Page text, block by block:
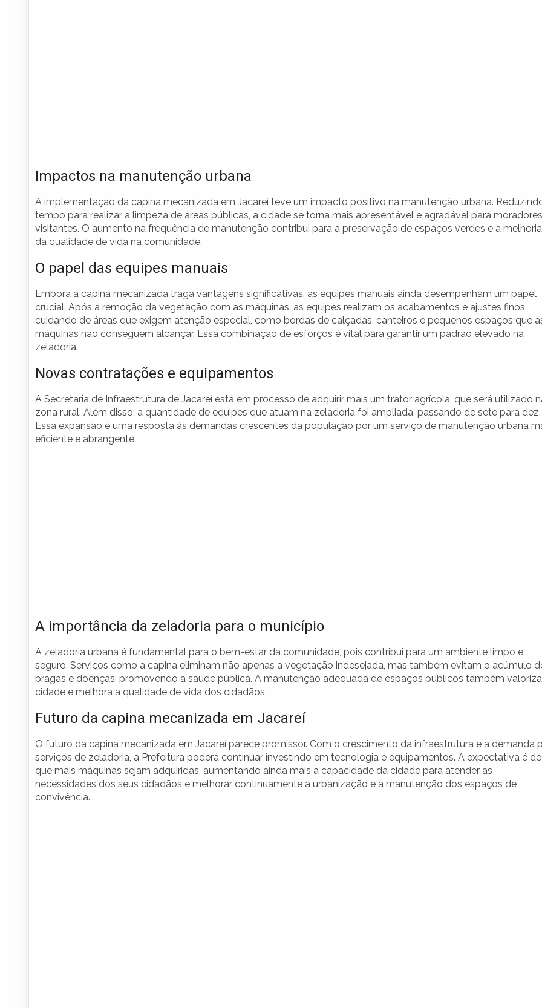
Impactos na manutenção urbana
A implementação da capina mecanizada em Jacareí teve um impacto positivo na manutenção urbana.
tempo para realizar a limpeza de áreas públicas, a cidade se torna mais apresentável e agradável para
visitantes. O aumento na frequência de manutenção contribui para a preservação de espaços verdes e a melhoria
da qualidade de vida na comunidade.
O papel das equipes manuais
Embora a capina mecanizada traga vantagens significativas, as equipes manuais ainda desempenham um papel
crucial. Após a remoção da vegetação com as máquinas, as equipes realizam os acabamentos e ajustes finos,
cuidando de áreas que exigem atenção especial, como bordas de calçadas, canteiros e pequenos espaços que
máquinas não conseguem alcançar. Essa combinação de esforços é vital para garantir um padrão elevado na
zeladoria.
Novas contratações e equipamentos
A Secretaria de Infraestrutura de Jacareí está em processo de adquirir mais um trator agrícola, que será utilizado
zona rural. Além disso, a quantidade de equipes que atuam na zeladoria foi ampliada, passando de sete para dez.
Essa expansão é uma resposta às demandas crescentes da população por um serviço de manutenção urbana
eficiente e abrangente.
A importância da zeladoria para o município
A zeladoria urbana é fundamental para o bem-estar da comunidade, pois contribui para um ambiente limpo e
seguro. Serviços como a capina eliminam não apenas a vegetação indesejada, mas também evitam o acúmulo
pragas e doenças, promovendo a saúde pública. A manutenção adequada de espaços públicos também
cidade e melhora a qualidade de vida dos cidadãos.
Futuro da capina mecanizada em Jacareí
O futuro da capina mecanizada em Jacareí parece promissor. Com o crescimento da infraestrutura e a demanda
serviços de zeladoria, a Prefeitura poderá continuar investindo em tecnologia e equipamentos. A expectativa é de
que mais máquinas sejam adquiridas, aumentando ainda mais a capacidade da cidade para atender as
necessidades dos seus cidadãos e melhorar continuamente a urbanização e a manutenção dos espaços de
convivência.